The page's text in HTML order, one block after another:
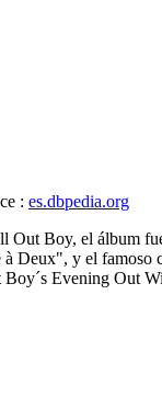
: es.dbpedia.org
Boy, el álbum
y el famoso
Evening Out